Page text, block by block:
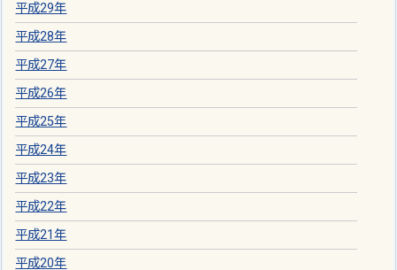
平成29年
平成28年
平成27年
平成26年
平成25年
平成24年
平成23年
平成22年
平成21年
平成20年